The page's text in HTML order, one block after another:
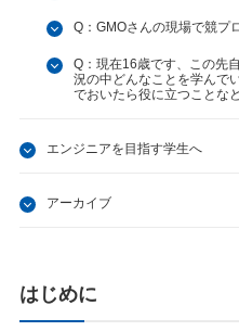
Q：GMOさんの現場で競プ
Q：現在16歳です、この先
況の中どんなことを学んで
でおいたら役に立つことな
エンジニアを目指す学生へ
アーカイブ
はじめに